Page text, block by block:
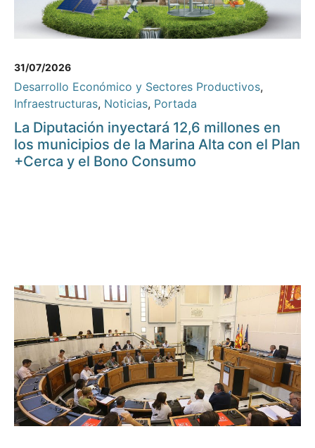
31/07/2026
Desarrollo Económico y Sectores Productivos,
Infraestructuras, Noticias, Portada
La Diputación inyectará 12,6 millones en
los municipios de la Marina Alta con el Plan
+Cerca y el Bono Consumo